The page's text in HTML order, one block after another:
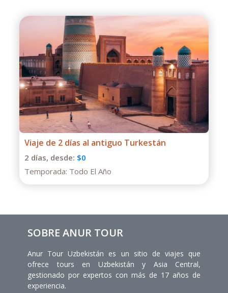
Tour de un día al Cañón Charyn desde
Almaty
1 días, desde:
$130
SOBRE ANUR TOUR
Anur Tour Uzbekistán es un sitio de viajes que
ofrece tours en Uzbekistán y Asia Central,
gestionado por expertos con más de 17 años de
experiencia.